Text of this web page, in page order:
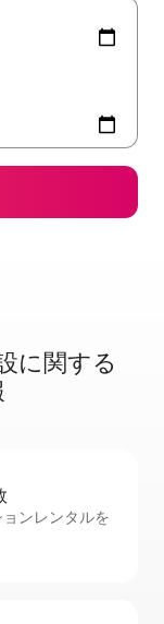
に関⁠す⁠る
ンレンタルを